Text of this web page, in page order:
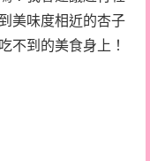
美味度相近的杏子
不到的美食身上！